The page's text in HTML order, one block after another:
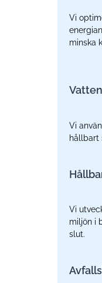
Vi
minska
Vi
hållbart
Vi
miljön i
slut.